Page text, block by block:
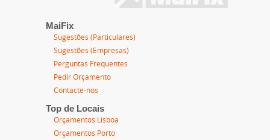
MaiFix
Sugestões (Particulares)
Sugestões (Empresas)
Perguntas Frequentes
Pedir Orçamento
Contacte-nos
Top de Locais
Orçamentos Lisboa
Orçamentos Porto